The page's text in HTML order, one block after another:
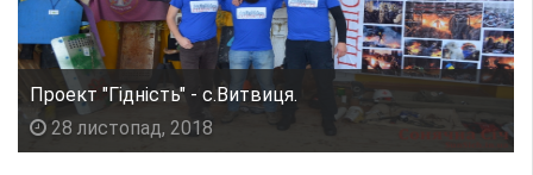
Проект "Гідність" - с.Витвиця.
28 листопад, 2018